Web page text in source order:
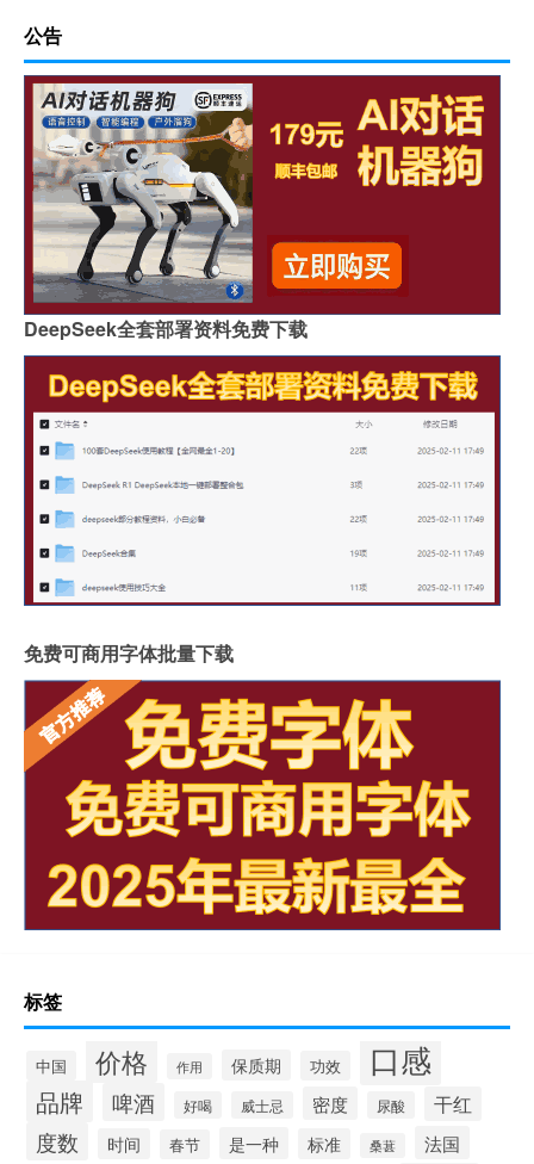
公告
DeepSeek全套部署资料免费下载
免费可商用字体批量下载
标签
中国 价格 作用 保质期 功效 口感
品牌 啤酒 好喝 威士忌 密度 尿酸 干红
度数 时间 春节 是一种 标准 桑葚 法国